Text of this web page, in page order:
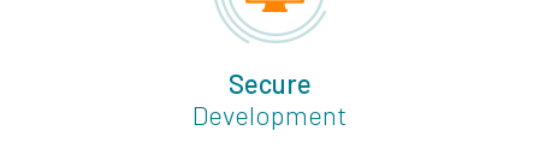
Secure
Development